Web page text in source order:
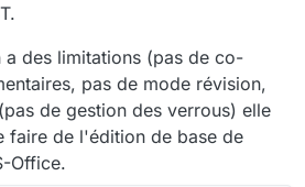
des limitations (pas de co-
pas de mode révision,
de gestion des verrous) elle
faire de l'édition de base de
Office.